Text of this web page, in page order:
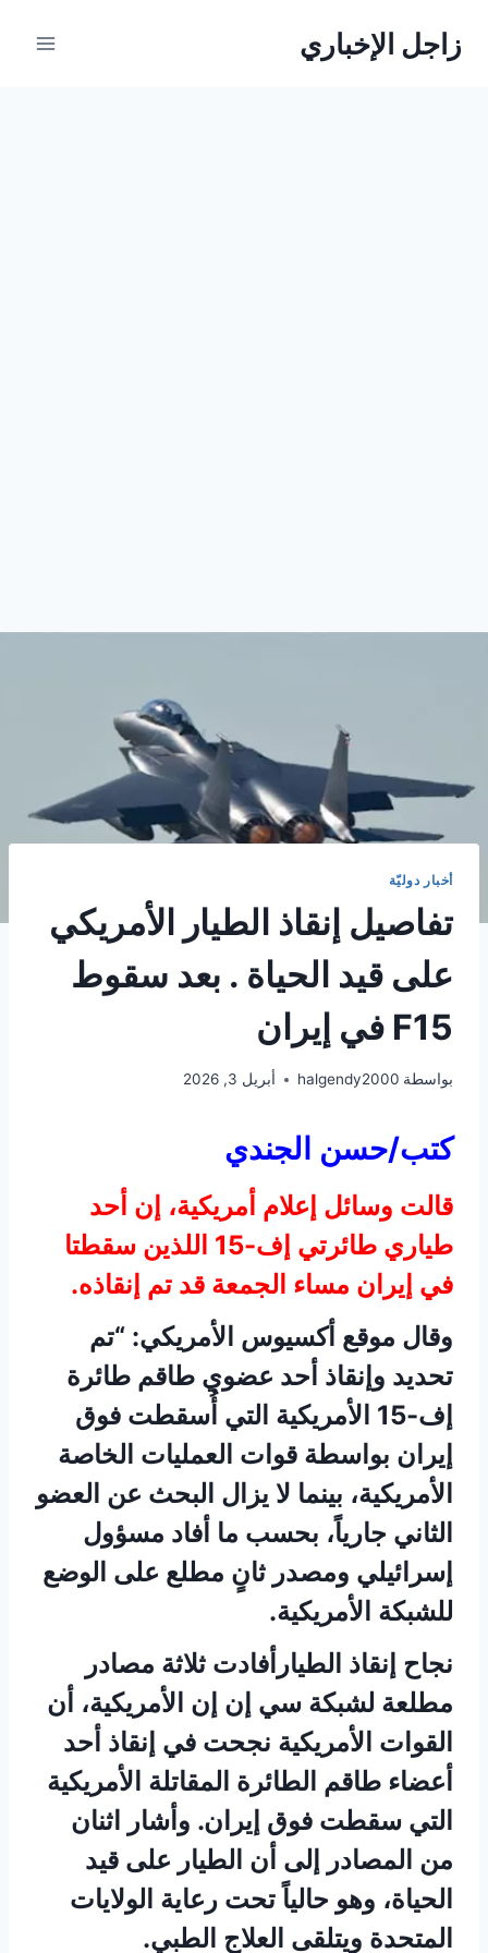
زاجل الإخباري
أخبار دوليّة
تفاصيل إنقاذ الطيار الأمريكي
على قيد الحياة . بعد سقوط
F15 في إيران
بواسطة halgendy2000 أبريل 3, 2026
كتب/حسن الجندي
قالت وسائل إعلام أمريكية، إن أحد
طياري طائرتي إف-15 اللذين سقطتا
في إيران مساء الجمعة قد تم إنقاذه.
وقال موقع أكسيوس الأمريكي: “تم
تحديد وإنقاذ أحد عضوي طاقم طائرة
إف-15 الأمريكية التي أُسقطت فوق
إيران بواسطة قوات العمليات الخاصة
الأمريكية، بينما لا يزال البحث عن العضو
الثاني جارياً، بحسب ما أفاد مسؤول
إسرائيلي ومصدر ثانٍ مطلع على الوضع
للشبكة الأمريكية.
نجاح إنقاذ الطيارأفادت ثلاثة مصادر
مطلعة لشبكة سي إن إن الأمريكية، أن
القوات الأمريكية نجحت في إنقاذ أحد
أعضاء طاقم الطائرة المقاتلة الأمريكية
التي سقطت فوق إيران. وأشار اثنان
من المصادر إلى أن الطيار على قيد
الحياة، وهو حالياً تحت رعاية الولايات
المتحدة ويتلقى العلاج الطبي.